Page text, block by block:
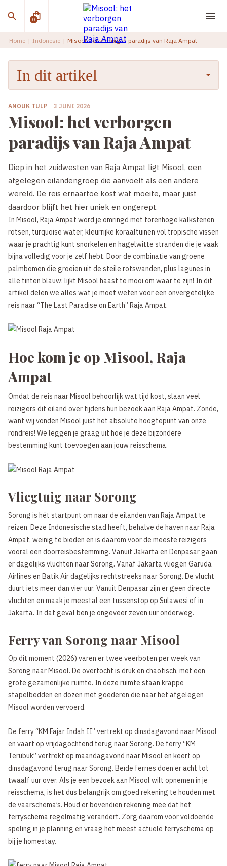
0
Home | Indonesië | Misool: het verborgen paradijs van Raja Ampat
In dit artikel
ANOUK TULP 3 JUNI 2026
Misool: het verborgen
paradijs van Raja Ampat
Diep in het zuidwesten van Raja Ampat ligt Misool, een
afgelegen eilandengroep die aanvoelt als een andere
wereld. De reis ernaartoe kost wat moeite, maar juist
daardoor blijft het hier uniek en ongerept.
In Misool, Raja Ampat word je omringd met torenhoge kalkstenen
rotsen, turquoise water, kleurrijke koraaltuinen vol tropische vissen
waar je prachtig kunt snorkelen en hagelwitte stranden die je vaak
bijna volledig voor je zelf hebt. Door de combinatie van groene
palmbomen die groeien uit de steile rotswanden, plus lagunes in
alle tinten blauw: lijkt Misool haast te mooi om waar te zijn! In dit
artikel delen we alles wat je moet weten voor een onvergetelijke
reis naar “The Last Paradise on Earth” Raja Ampat.
Hoe kom je op Misool, Raja
Ampat
Omdat de reis naar Misool behoorlijk wat tijd kost, slaan veel
reizigers dit eiland over tijdens hun bezoek aan Raja Ampat. Zonde,
want wij vonden Misool juist het absolute hoogtepunt van onze
rondreis! We leggen je graag uit hoe je deze bijzondere
bestemming kunt toevoegen aan jouw reisschema.
Vliegtuig naar Sorong
Sorong is hét startpunt om naar de eilanden van Raja Ampat te
reizen. Deze Indonesische stad heeft, behalve de haven naar Raja
Ampat, weinig te bieden en is daarom voor de meeste reizigers
vooral een doorreisbestemming. Vanuit Jakarta en Denpasar gaan
er dagelijks vluchten naar Sorong. Vanaf Jakarta vliegen Garuda
Airlines en Batik Air dagelijks rechtstreeks naar Sorong. De vlucht
duurt iets meer dan vier uur. Vanuit Denpasar zijn er geen directe
vluchten en maak je meestal een tussenstop op Sulawesi of in
Jakarta. In dat geval ben je ongeveer zeven uur onderweg.
Ferry van Sorong naar Misool
Op dit moment (2026) varen er twee veerboten per week van
Sorong naar Misool. De overtocht is druk en chaotisch, met een
grote gezamenlijke ruimte. In deze ruimte staan krappe
stapelbedden en dozen met goederen die naar het afgelegen
Misool worden vervoerd.
De ferry “KM Fajar Indah II” vertrekt op dinsdagavond naar Misool
en vaart op vrijdagochtend terug naar Sorong. De ferry “KM
Terubuk” vertrekt op maandagavond naar Misool en keert op
dinsdagavond terug naar Sorong. Beide ferries doen er acht tot
twaalf uur over. Als je een bezoek aan Misool wilt opnemen in je
reisschema, is het dus belangrijk om goed rekening te houden met
de vaarschema’s. Houd er bovendien rekening mee dat het
ferryschema regelmatig verandert. Zorg daarom voor voldoende
speling in je planning en vraag het meest actuele ferryschema op
bij je homestay.